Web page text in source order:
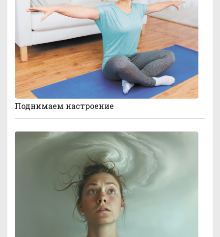
Поднимаем настроение